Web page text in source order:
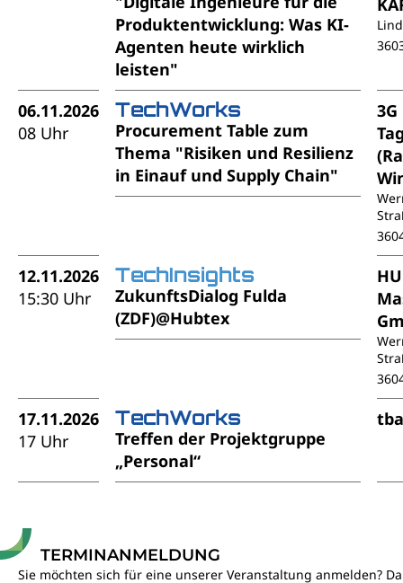
Produktentwicklung: Was KI-
Agenten heute wirklich
leisten"
06.11.2026
08 Uhr
TechWorks
Procurement Table zum
Thema "Risiken und Resilienz
in Einauf und Supply Chain"
3G
12.11.2026
15:30 Uhr
TechInsights
ZukunftsDialog Fulda
(ZDF)@Hubtex
17.11.2026
17 Uhr
TechWorks
Treffen der Projektgruppe
„Personal“
tba
TERMINANMELDUNG
Sie möchten sich für eine unserer Veranstaltung anmelden?